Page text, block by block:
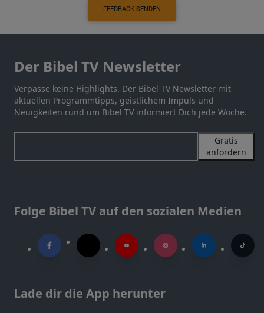
FEEDBACK SENDEN
Der Bibel TV Newsletter
Verpasse keine Highlights. Der Bibel TV Newsletter mit
aktuellen Programmtipps, geistlichem Impuls und
Neuigkeiten rund um Bibel TV informiert Dich jede Woche.
Gratis
anfordern
Folge Bibel TV auf den sozialen Medien
Lade dir die App herunter